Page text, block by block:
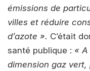
émissions de
villes et réduire
d’azote ». C’était
santé publique : «
dimension gaz